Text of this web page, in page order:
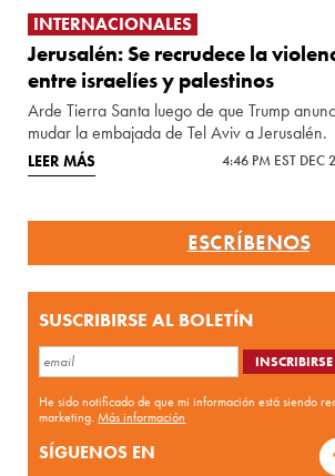
INTERNACIONALES
Jerusalén: Se recrudece la
entre israelíes y palestinos
Arde Tierra Santa luego de que Trump
mudar la embajada de Tel Aviv a Jerusalén.
LEER MÁS 4:46 PM EST DEC
ESCRÍBENOS
SUSCRIBIRSE AL BOLETÍN
He sido notificado de que mi información está siendo
marketing.Más información
SÍGUENOS EN